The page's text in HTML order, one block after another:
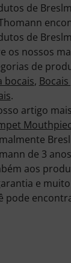
de
de
os nossos
de
bocais,
.
artigo
de 3
aos
e
pode